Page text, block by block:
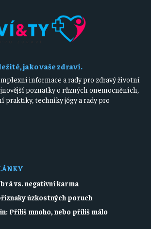
jako vaše zdraví.
informace a rady pro zdravý životní
poznatky o různých onemocněních,
praktiky, techniky jógy a rady pro
vs. negativní karma
úzkostných poruch
Příliš mnoho, nebo příliš málo